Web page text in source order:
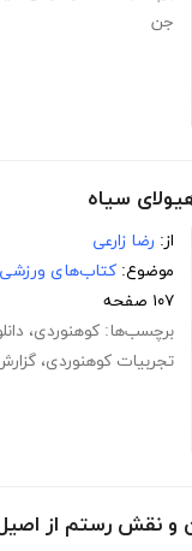
جن
سیاه
از: رضا زارعی
موضوع: کتاب‌های ورزشی
۱۰۷ صفحه
برچسب‌ها: کوهنوردی،
تجربیات کوهنوردی،
و نقش رستم از